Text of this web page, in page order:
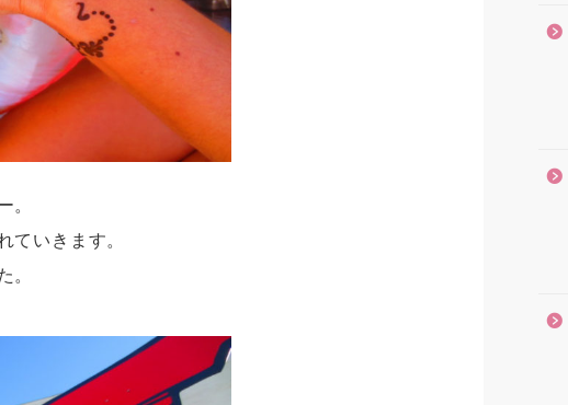
。
ていきます。
。